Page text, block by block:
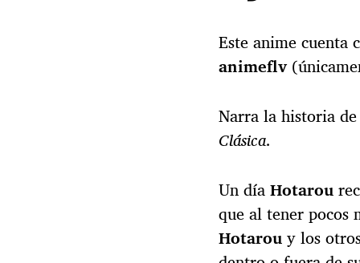
Este anime cuenta
animeflv
Narra la historia de
Clásica.
Un díaHotarou
que al tener pocos
Hotarouy los